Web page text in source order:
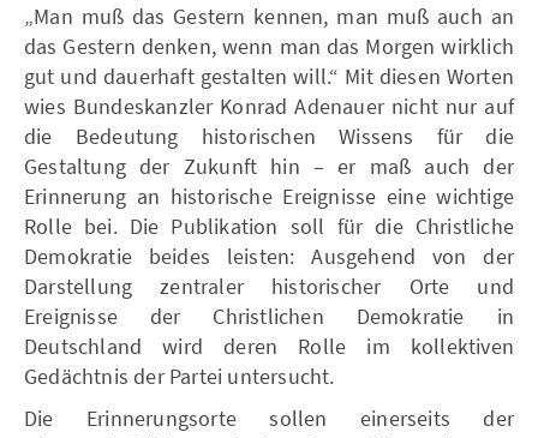
„Man muß das Gestern kennen, man muß auch an
das Gestern denken, wenn man das Morgen wirklich
gut und dauerhaft gestalten will.“ Mit diesen Worten
wies Bundeskanzler Konrad Adenauer nicht nur auf
die Bedeutung historischen Wissens für die
Gestaltung der Zukunft hin – er maß auch der
Erinnerung an historische Ereignisse eine wichtige
Rolle bei. Die Publikation soll für die Christliche
Demokratie beides leisten: Ausgehend von der
Darstellung zentraler historischer Orte und
Ereignisse der Christlichen Demokratie in
Deutschland wird deren Rolle im kollektiven
Gedächtnis der Partei untersucht.
Die Erinnerungsorte sollen einerseits der